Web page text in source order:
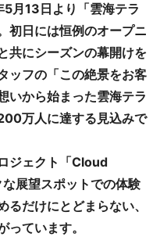
月13日より「雲海テラ
初日には恒例のオープニ
共にシーズンの幕開けを
ッフの「この絶景をお客
いから始まった雲海テラ
万人に達する見込みで
ジェクト「Cloud
展望スポットでの体験
だけにとどまらない、
ています。